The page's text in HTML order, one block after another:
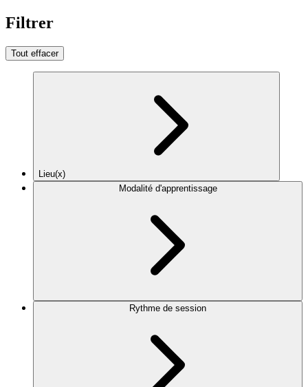
Filtrer
Tout effacer
Lieu(x)
Modalité d'apprentissage
Rythme de session